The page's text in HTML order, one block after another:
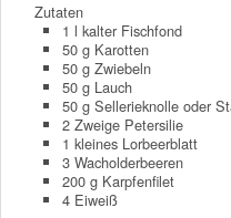
Zutaten
1 l kalter Fischfond
50 g Karotten
50 g Zwiebeln
50 g Lauch
50 g Sellerieknolle oder
2 Zweige Petersilie
1 kleines Lorbeerblatt
3 Wacholderbeeren
200 g Karpfenfilet
4 Eiweiß